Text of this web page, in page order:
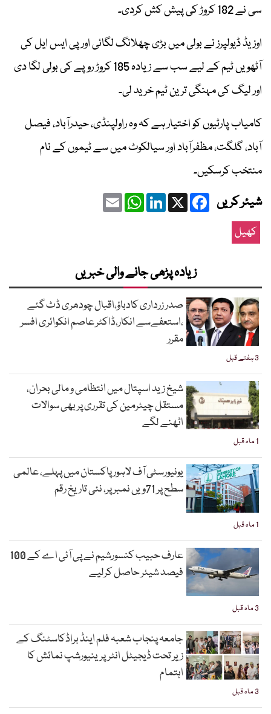
سی نے 182 کروڑ کی پیش کش کردی۔
اوزیڈ ڈیولپرز نے بولی میں بڑی چھلانگ لگائی اور پی ایس ایل کی
آٹھویں ٹیم کے لیے سب سے زیادہ 185 کروڑ روپے کی بولی لگا دی
اور لیگ کی مہنگی ترین ٹیم خرید لی۔
کامیاب پارٹیوں کو اختیار ہے کہ وہ راولپنڈی، حیدرآباد، فیصل
آباد، گلگت، مظفرآباد اور سیالکوٹ میں سے ٹیموں کے نام
منتخب کرسکیں۔
شیئر کریں Facebook
X
LinkedIn
WhatsApp
Email
کھیل
زیادہ پڑھی جانے والی خبریں
3 ہفتے قبل
صدر زرداری کادباؤ،اقبال چودھری ڈٹ گئے
،استعفےسے انکار،ڈاکٹر عاصم انکوائری افسر
مقرر
1 ماہ قبل
شیخ زید اسپتال میں انتظامی و مالی بحران،
مستقل چیئرمین کی تقرری پر بھی سوالات
اٹھنے لگے
1 ماہ قبل
یونیورسٹی آف لاہور پاکستان میں پہلے، عالمی
سطح پر 71ویں نمبر پر، نئی تاریخ رقم
3 ماہ قبل
عارف حبیب کنسورشیم نے پی آئی اے کے 100
فیصد شیئر حاصل کرلیے
3 ماہ قبل
جامعہ پنجاب شعبہ فلم اینڈ براڈکاسٹنگ کے
زیر تحت ڈیجیٹل انٹرپرینیورشپ نمائش کا
اہتمام